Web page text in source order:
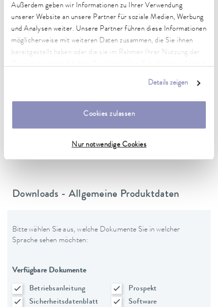
Außerdem geben wir Informationen zu Ihrer Verwendung
unserer Website an unsere Partner für soziale Medien, Werbung
und Analysen weiter. Unsere Partner führen diese Informationen
möglicherweise mit weiteren Daten zusammen, die Sie ihnen
bereitgestellt haben oder die sie im Rahmen Ihrer Nutzung der
Details zeigen
Cookies zulassen
Nur notwendige Cookies
Netzstecker
Netzkabel mit gewinkeltem Stecker (BS1363)
Netzversorgung
230 V; 50 Hz
Datenblatt Varioshake VS 8 O
Downloads - Allgemeine Produktdaten
Bitte wählen Sie aus, welche Dokumente Sie in welcher
Sprache sehen möchten:
Verfügbare Dokumente
Betriebsanleitung
Prospekt
Sicherheitsdatenblatt
Software